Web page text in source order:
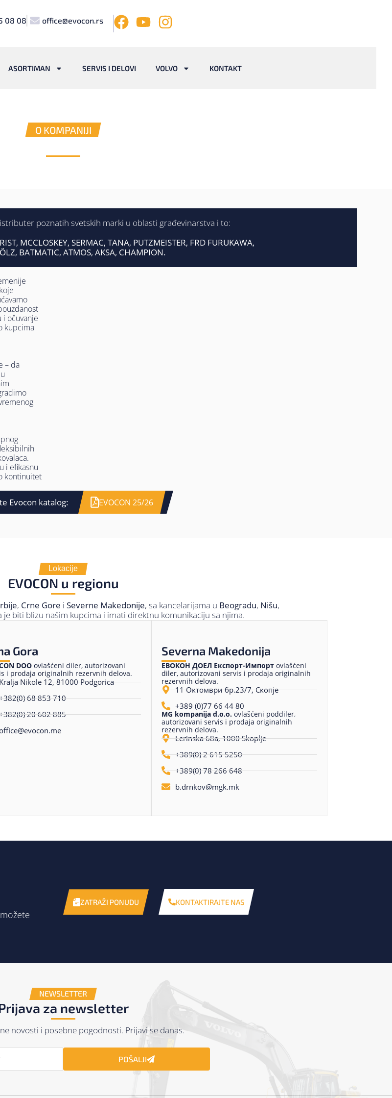
08 08 office@evocon.rs
ASORTIMAN SERVIS I DELOVI VOLVO KONTAKT
O KOMPANIJI
poznatih svetskih marki u oblasti građevinarstva i to:
MCCLOSKEY, SERMAC, TANA, PUTZMEISTER, FRD FURUKAWA,
BATMATIC, ATMOS, AKSA, CHAMPION.
i očuvanje
kupcima
– da
i efikasnu
kontinuitet
Evocon katalog: EVOCON 25/26
Lokacije
EVOCON u regionu
, Crne Gore i Severne Makedonije, sa kancelarijama u Beogradu, Nišu,
je biti blizu našim kupcima i imati direktnu komunikaciju sa njima.
Gora
DOO ovlašćeni diler, autorizovani
i prodaja originalnih rezervnih delova.
Nikole 12, 81000 Podgorica
68 853 710
20 602 885
Severna Makedonija
ЕВОКОН ДОЕЛ Експорт-Импорт ovlašćeni
diler, autorizovani servis i prodaja originalnih
rezervnih delova.
11 Октомври бр.23/7, Скопје
+389 (0)77 66 44 80
MG kompanija d.o.o. ovlašćeni poddiler,
autorizovani servis i prodaja originalnih
rezervnih delova.
Lerinska 68a, 1000 Skoplje
+389(0) 2 615 5250
+389(0) 78 266 648
b.drnkov@mgk.mk
ZATRAŽI PONUDU KONTAKTIRAJTE NAS
NEWSLETTER
za newsletter
novosti i posebne pogodnosti. Prijavi se danas.
POŠALJI